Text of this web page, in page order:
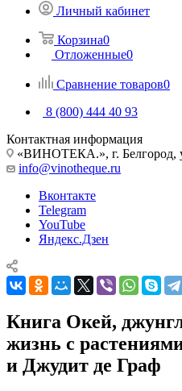
Личный кабинет
Корзина0
Отложенные0
Сравнение товаров0
8 (800) 444 40 93
Контактная информация
«ВИНОТЕКА.», г. Белгород,
info@vinotheque.ru
Вконтакте
Telegram
YouTube
Яндекс.Дзен
Книга Окей,
жизнь с
и Джудит де Граф